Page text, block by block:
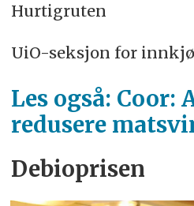
Hurtigruten
UiO-seksjon for
Les også: Coor:
redusere
Debioprisen